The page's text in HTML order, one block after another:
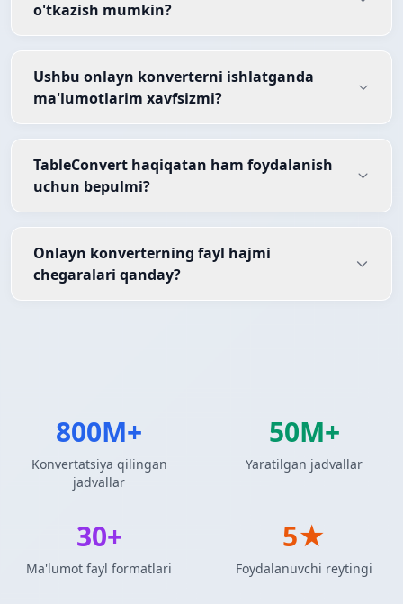
o'tkazish mumkin?
Ushbu onlayn konverterni ishlatganda
ma'lumotlarim xavfsizmi?
TableConvert haqiqatan ham foydalanish
uchun bepulmi?
Onlayn konverterning fayl hajmi
chegaralari qanday?
800M+
Konvertatsiya qilingan
jadvallar
50M+
Yaratilgan jadvallar
30+
Ma'lumot fayl formatlari
5★
Foydalanuvchi reytingi